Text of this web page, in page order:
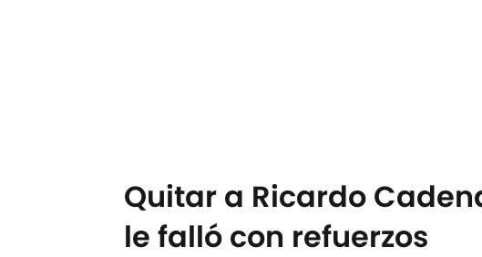
Quitar a Ricardo
le falló con refuerzos